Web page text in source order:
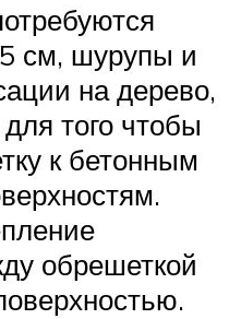
см, шурупы и
на дерево,
того чтобы
к бетонным
обрешеткой